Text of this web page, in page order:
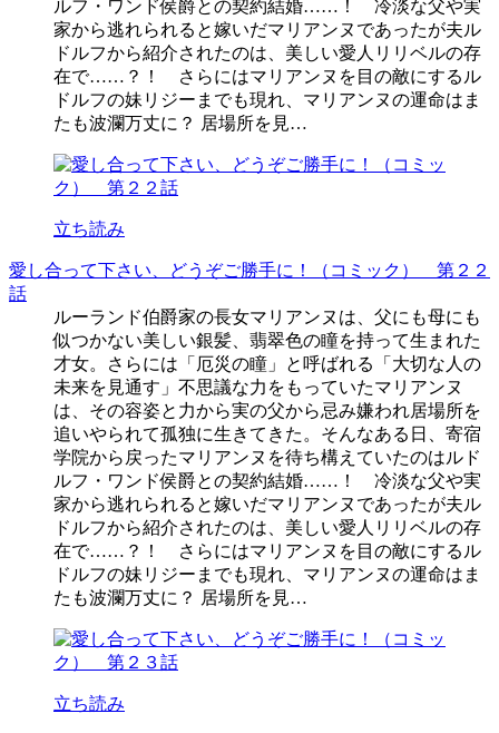
ルフ・ワンド侯爵との契約結婚……！ 冷淡な父や実
家から逃れられると嫁いだマリアンヌであったが夫ル
ドルフから紹介されたのは、美しい愛人リリベルの存
在で……？！ さらにはマリアンヌを目の敵にするル
ドルフの妹リジーまでも現れ、マリアンヌの運命はま
たも波瀾万丈に？ 居場所を見…
立ち読み
愛し合って下さい、どうぞご勝手に！（コミック） 第２２
話
ルーランド伯爵家の長女マリアンヌは、父にも母にも
似つかない美しい銀髪、翡翠色の瞳を持って生まれた
才女。さらには「厄災の瞳」と呼ばれる「大切な人の
未来を見通す」不思議な力をもっていたマリアンヌ
は、その容姿と力から実の父から忌み嫌われ居場所を
追いやられて孤独に生きてきた。そんなある日、寄宿
学院から戻ったマリアンヌを待ち構えていたのはルド
ルフ・ワンド侯爵との契約結婚……！ 冷淡な父や実
家から逃れられると嫁いだマリアンヌであったが夫ル
ドルフから紹介されたのは、美しい愛人リリベルの存
在で……？！ さらにはマリアンヌを目の敵にするル
ドルフの妹リジーまでも現れ、マリアンヌの運命はま
たも波瀾万丈に？ 居場所を見…
立ち読み